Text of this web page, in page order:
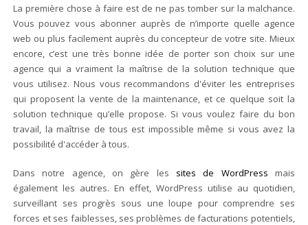
La première chose à faire est de ne pas tomber sur la malchance.
Vous pouvez vous abonner auprès de n’importe quelle agence
web ou plus facilement auprès du concepteur de votre site. Mieux
encore, c’est une très bonne idée de porter son choix sur une
agence qui a vraiment la maîtrise de la solution technique que
vous utilisez. Nous vous recommandons d'éviter les entreprises
qui proposent la vente de la maintenance, et ce quelque soit la
solution technique qu’elle propose. Si vous voulez faire du bon
travail, la maîtrise de tous est impossible même si vous avez la
possibilité d'accéder à tous.
Dans notre agence, on gère les sites de WordPress mais
également les autres. En effet, WordPress utilise au quotidien,
surveillant ses progrès sous une loupe pour comprendre ses
forces et ses faiblesses, ses problèmes de facturations potentiels,